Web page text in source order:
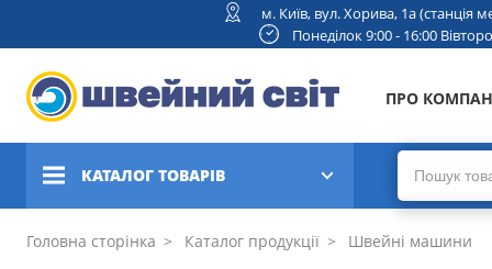
м. Київ, вул. Хорива, 1а (станція
Понеділок 9:00 - 16:00
ПРО
КАТАЛОГ ТОВАРІВ
Швейні машини
Головна сторінка Каталог продукції Швейні машини